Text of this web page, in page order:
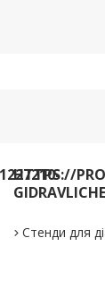
HTTPS://
Стенди для